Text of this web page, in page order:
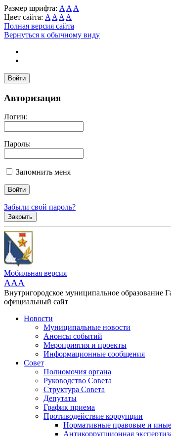
Размер шрифта: A A A
Цвет сайта: A A A A
Полная версия сайта
Вернуться к обычному виду
Войти
Авторизация
Логин:
Пароль:
Запомнить меня
Забыли свой пароль?
Закрыть
Мобильная версия
AAA
Внутригородское муниципальное образование
официальный сайт
Новости
Муниципальные новости
Анонсы событий
Мероприятия и проекты
Информационные сообщения
Совет
Полномочия органа
Руководство Совета
Структура Совета
Депутаты
График приема
Противодействие коррупции
Нормативные правовые и
Антикоррупционная